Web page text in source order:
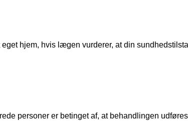
hjem, hvis lægen vurderer, at din
personer er betinget af, at behandlingen